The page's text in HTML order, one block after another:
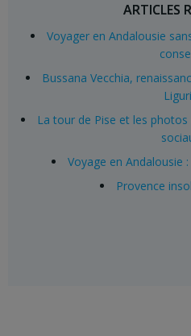
ARTICLES
Voyager en Andalousie
Bussana Vecchia,
La tour de Pise et les
Voyage en Andalousie
Provence